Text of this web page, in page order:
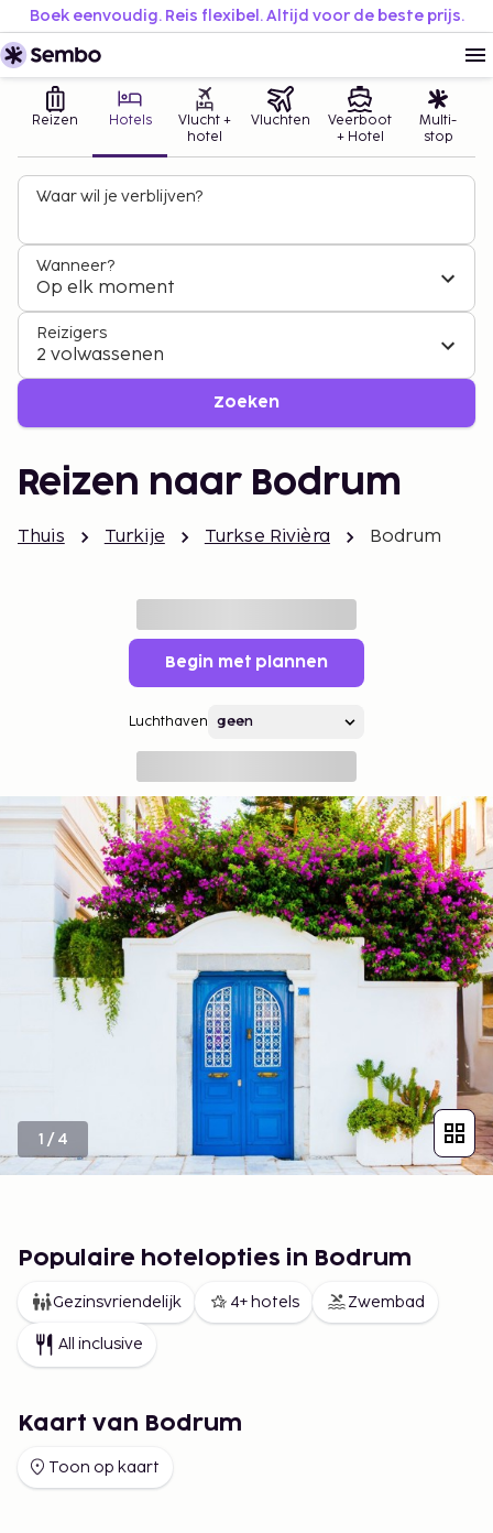
Boek eenvoudig. Reis flexibel. Altijd voor de beste prijs.
Reizen Hotels
Vlucht +
hotel
Vluchten
Veerboot
+ Hotel
Multi-
stop
Waar wil je verblijven?
Wanneer?
Op elk moment
Reizigers
2 volwassenen
Zoeken
Reizen naar Bodrum
Thuis Turkije Turkse Rivièra Bodrum
Begin met plannen
Luchthaven
1 /4
Populaire hotelopties in Bodrum
Gezinsvriendelijk 4+ hotels Zwembad
All inclusive
Kaart van Bodrum
Toon op kaart